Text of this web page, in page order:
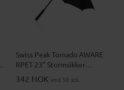
Swiss Peak Tornado AWARE
RPET 23" Stormsikker
Paraply
342 NOK ved 50 stk.